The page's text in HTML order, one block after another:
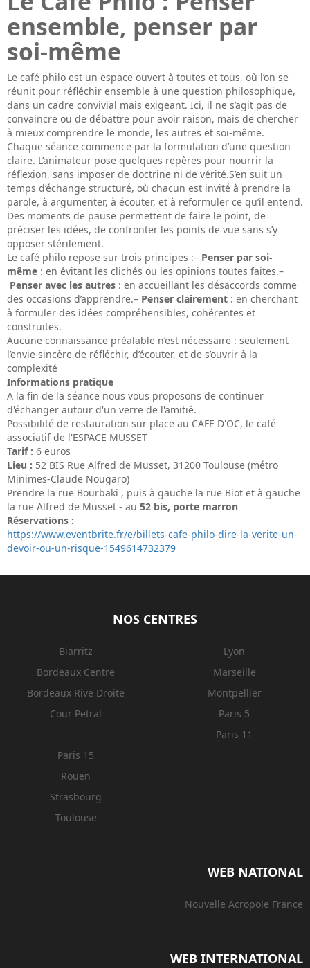
ensemble, penser par
soi-même
Le café philo est un espace ouvert à toutes et tous, où l’on se
réunit pour réfléchir ensemble à une question philosophique,
dans un cadre convivial mais exigeant. Ici, il ne s’agit pas de
convaincre ou de débattre pour avoir raison, mais de chercher
à mieux comprendre le monde, les autres et soi-même.
Chaque séance commence par la formulation d’une question
claire. L’animateur pose quelques repères pour nourrir la
réflexion, sans imposer de doctrine ni de vérité.S’en suit un
temps d’échange structuré, où chacun est invité à prendre la
parole, à argumenter, à écouter, et à reformuler ce qu’il entend.
Des moments de pause permettent de faire le point, de
préciser les idées, de confronter les points de vue sans s’y
opposer stérilement.
Le café philo repose sur trois principes :– Penser par soi-
même : en évitant les clichés ou les opinions toutes faites.–
Penser avec les autres : en accueillant les désaccords comme
des occasions d’apprendre.– Penser clairement : en cherchant
à formuler des idées compréhensibles, cohérentes et
construites.
Aucune connaissance préalable n’est nécessaire : seulement
l’envie sincère de réfléchir, d’écouter, et de s’ouvrir à la
complexité
Informations pratique
A la fin de la séance nous vous proposons de continuer
d'échanger autour d'un verre de l'amitié.
Possibilité de restauration sur place au CAFE D'OC, le café
associatif de l'ESPACE MUSSET
Tarif : 6 euros
Lieu : 52 BIS Rue Alfred de Musset, 31200 Toulouse (métro
Minimes-Claude Nougaro)
Prendre la rue Bourbaki , puis à gauche la rue Biot et à gauche
la rue Alfred de Musset - au 52 bis, porte marron
Réservations :
https://www.eventbrite.fr/e/billets-cafe-philo-dire-la-verite-un-
devoir-ou-un-risque-1549614732379
NOS CENTRES
Biarritz
Bordeaux Centre
Bordeaux Rive Droite
Cour Petral
Lyon
Marseille
Montpellier
Paris 5
Paris 11
Paris 15
Rouen
Strasbourg
Toulouse
WEB NATIONAL
Nouvelle Acropole France
WEB INTERNATIONAL